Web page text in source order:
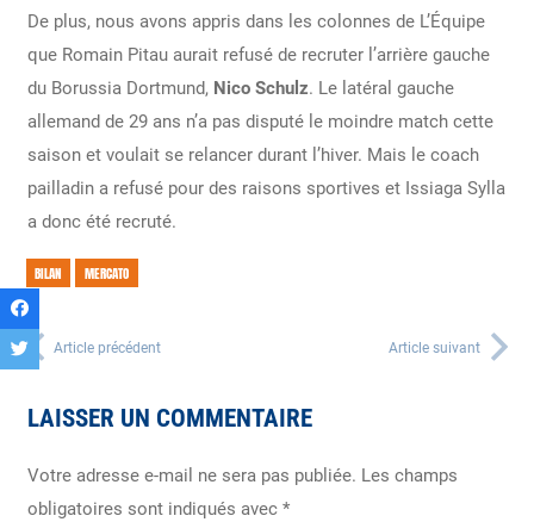
De plus, nous avons appris dans les colonnes de L’Équipe
que Romain Pitau aurait refusé de recruter l’arrière gauche
du Borussia Dortmund, Nico Schulz. Le latéral gauche
allemand de 29 ans n’a pas disputé le moindre match cette
saison et voulait se relancer durant l’hiver. Mais le coach
pailladin a refusé pour des raisons sportives et Issiaga Sylla
a donc été recruté.
BILAN MERCATO
Article précédent Article suivant
LAISSER UN COMMENTAIRE
Votre adresse e-mail ne sera pas publiée. Les champs
obligatoires sont indiqués avec *